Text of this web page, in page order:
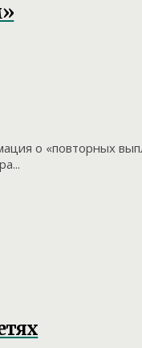
о «повторных